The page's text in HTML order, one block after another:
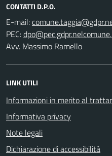
CONTATTI D.P.O.
E-mail:
PEC:
Avv. Massimo Ramello
LINK UTILI
Informazioni in merito al
Informativa privacy
Note legali
Dichiarazione di accessibilità